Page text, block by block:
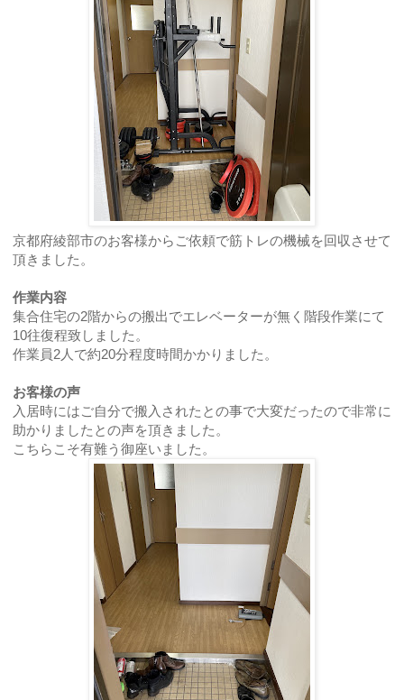
京都府綾部市のお客様からご依頼で筋トレの機械を回収させて
頂きました。
作業内容
集合住宅の2階からの搬出でエレベーターが無く階段作業にて
10往復程致しました。
作業員2人で約20分程度時間かかりました。
お客様の声
入居時にはご自分で搬入されたとの事で大変だったので非常に
助かりましたとの声を頂きました。
こちらこそ有難う御座いました。